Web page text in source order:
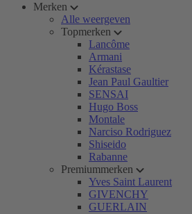
Merken
Alle weergeven
Topmerken
Lancôme
Armani
Kérastase
Jean Paul Gaultier
SENSAI
Hugo Boss
Montale
Narciso Rodriguez
Shiseido
Rabanne
Premiummerken
Yves Saint Laurent
GIVENCHY
GUERLAIN